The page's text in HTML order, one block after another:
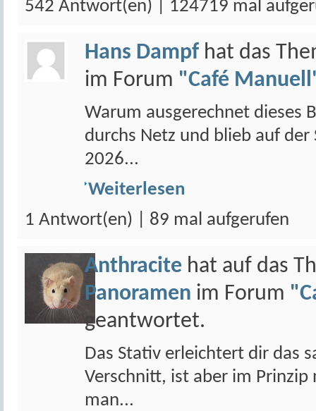
542 Antwort(en) | 124719 mal
Hans Dampf hat das
im Forum "Café
Warum ausgerechnet dieses
durchs Netz und blieb auf der
2026...
Weiterlesen
1 Antwort(en) | 89 mal aufgerufen
Anthracite hat auf das
Panoramen im Forum
geantwortet.
Das Stativ erleichtert dir das
Verschnitt, ist aber im
man...